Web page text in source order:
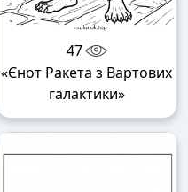
47
«Єнот Ракета з Вартових
галактики»